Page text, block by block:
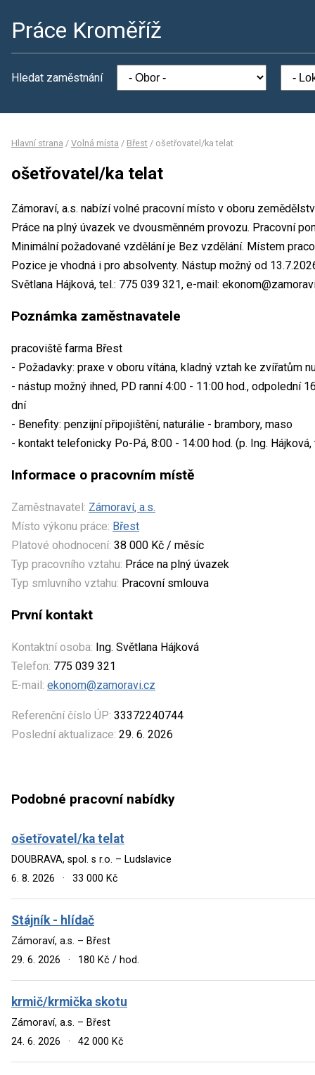
Práce Kroměříž
Hledat zaměstnání
Hlavní strana / Volná místa / Břest / ošetřovatel/ka telat
ošetřovatel/ka telat
Zámoraví, a.s. nabízí volné pracovní místo v oboru
Práce na plný úvazek ve dvousměnném provozu. Pracovní
Minimální požadované vzdělání je Bez vzdělání. Místem
Pozice je vhodná i pro absolventy. Nástup možný od
Světlana Hájková, tel.: 775 039 321, e-mail:
Poznámka zaměstnavatele
pracoviště farma Břest
- Požadavky: praxe v oboru vítána, kladný vztah ke zvířatům
- nástup možný ihned, PD ranní 4:00 - 11:00 hod., odpolední
dní
- Benefity: penzijní připojištění, naturálie - brambory, maso
- kontakt telefonicky Po-Pá, 8:00 - 14:00 hod. (p. Ing.
Informace o pracovním místě
Zaměstnavatel: Zámoraví, a.s.
Místo výkonu práce: Břest
Platové ohodnocení: 38 000 Kč / měsíc
Typ pracovního vztahu: Práce na plný úvazek
Typ smluvního vztahu: Pracovní smlouva
První kontakt
Kontaktní osoba: Ing. Světlana Hájková
Telefon: 775 039 321
E-mail: ekonom@zamoravi.cz
Referenční číslo ÚP: 33372240744
Poslední aktualizace: 29. 6. 2026
Podobné pracovní nabídky
ošetřovatel/ka telat
DOUBRAVA, spol. s r.o. – Ludslavice
6. 8. 2026
· 33 000 Kč
Stájník - hlídač
Zámoraví, a.s. – Břest
29. 6. 2026
· 180 Kč / hod.
krmič/krmička skotu
Zámoraví, a.s. – Břest
24. 6. 2026
· 42 000 Kč